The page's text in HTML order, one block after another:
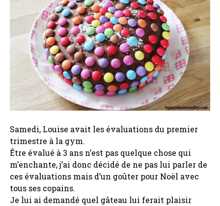
Samedi, Louise avait les évaluations du premier
trimestre à la gym.
Être évalué à 3 ans n’est pas quelque chose qui
m’enchante, j’ai donc décidé de ne pas lui parler de
ces évaluations mais d’un goûter pour Noël avec
tous ses copains.
Je lui ai demandé quel gâteau lui ferait plaisir